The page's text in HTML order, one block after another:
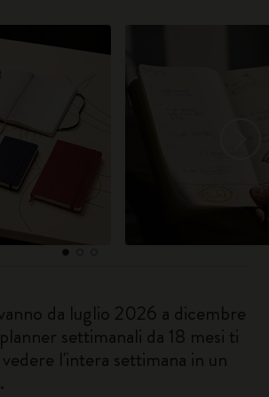
da luglio 2026 a dicembre
settimanali da 18 mesi ti
l'intera settimana in un